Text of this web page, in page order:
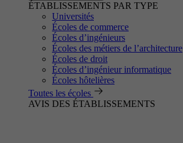
ÉTABLISSEMENTS PAR TYPE
Universités
Écoles de commerce
Écoles d’ingénieurs
Écoles des métiers de l’architecture
Écoles de droit
Écoles d’ingénieur informatique
Écoles hôtelières
Toutes les écoles
AVIS DES ÉTABLISSEMENTS